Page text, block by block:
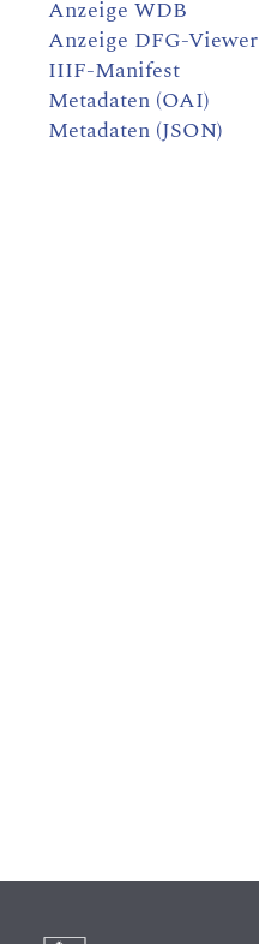
Anzeige WDB
Anzeige DFG-Viewer
IIIF-Manifest
Metadaten (OAI)
Metadaten (JSON)